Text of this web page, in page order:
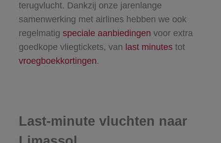
terugvlucht. Dankzij onze jarenlange
samenwerking met airlines hebben we ook
regelmatig speciale aanbiedingen voor extra
goedkope vliegtickets, van last minutestot
vroegboekkortingen.
Last-minute vluchten naar